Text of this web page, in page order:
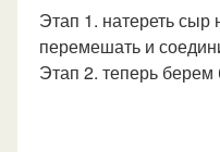
Этап 1. натереть сыр
перемешать и
Этап 2. теперь